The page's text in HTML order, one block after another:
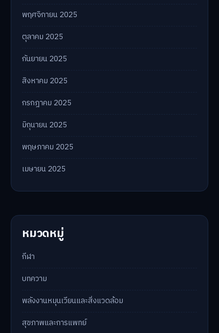
พฤศจิกายน 2025
ตุลาคม 2025
กันยายน 2025
สิงหาคม 2025
กรกฎาคม 2025
มิถุนายน 2025
พฤษภาคม 2025
เมษายน 2025
หมวดหมู่
กีฬา
บทความ
พลังงานหมุนเวียนและสิ่งแวดล้อม
สุขภาพและการแพทย์